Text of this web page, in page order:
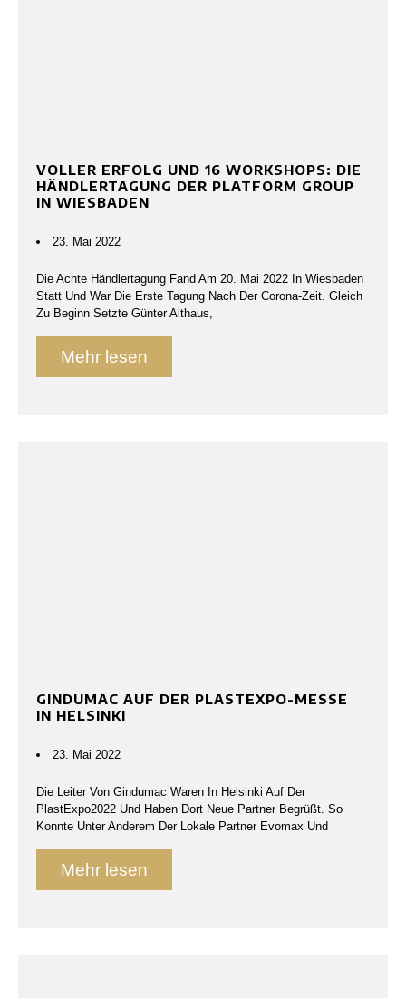
VOLLER ERFOLG UND 16 WORKSHOPS: DIE
HÄNDLERTAGUNG DER PLATFORM GROUP
IN WIESBADEN
23. Mai 2022
Die Achte Händlertagung Fand Am 20. Mai 2022 In Wiesbaden
Statt Und War Die Erste Tagung Nach Der Corona-Zeit. Gleich
Zu Beginn Setzte Günter Althaus,
Mehr lesen
GINDUMAC AUF DER PLASTEXPO-MESSE
IN HELSINKI
23. Mai 2022
Die Leiter Von Gindumac Waren In Helsinki Auf Der
PlastExpo2022 Und Haben Dort Neue Partner Begrüßt. So
Konnte Unter Anderem Der Lokale Partner Evomax Und
Mehr lesen